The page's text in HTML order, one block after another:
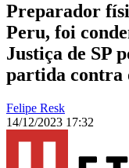
Preparador
Peru, foi
Justiça de SP
partida contra
Felipe Resk
14/12/2023 17:32